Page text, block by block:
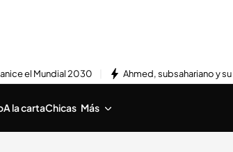
el Mundial 2030 Ahmed, subsahariano y
A la cartaChicas Más